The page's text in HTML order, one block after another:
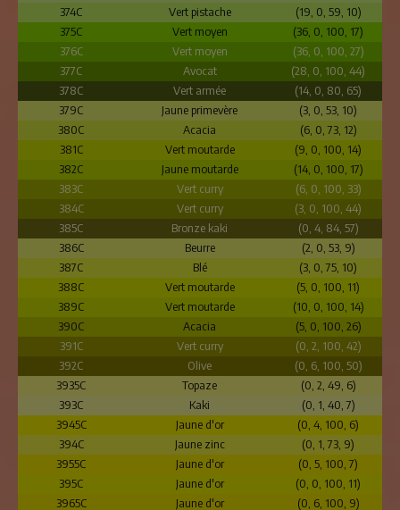
374C
Vert pistache
(19, 0, 59, 10)
375C
Vert moyen
(36, 0, 100, 17)
376C
Vert moyen
(36, 0, 100, 27)
377C
Avocat
(28, 0, 100, 44)
378C
Vert armée
(14, 0, 80, 65)
379C
Jaune primevère
(3, 0, 53, 10)
380C
Acacia
(6, 0, 73, 12)
381C
Vert moutarde
(9, 0, 100, 14)
382C
Jaune moutarde
(14, 0, 100, 17)
383C
Vert curry
(6, 0, 100, 33)
384C
Vert curry
(3, 0, 100, 44)
385C
Bronze kaki
(0, 4, 84, 57)
386C
Beurre
(2, 0, 53, 9)
387C
Blé
(3, 0, 75, 10)
388C
Vert moutarde
(5, 0, 100, 11)
389C
Vert moutarde
(10, 0, 100, 14)
390C
Acacia
(5, 0, 100, 26)
391C
Vert curry
(0, 2, 100, 42)
392C
Olive
(0, 6, 100, 50)
3935C
Topaze
(0, 2, 49, 6)
393C
Kaki
(0, 1, 40, 7)
3945C
Jaune d'or
(0, 4, 100, 6)
394C
Jaune zinc
(0, 1, 73, 9)
3955C
Jaune d'or
(0, 5, 100, 7)
395C
Jaune d'or
(0, 0, 100, 11)
3965C
Jaune d'or (0, 6, 100, 9)